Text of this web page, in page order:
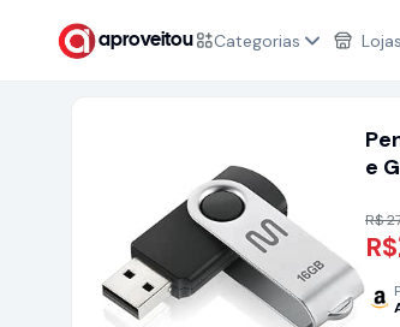
aproveitou Categorias Lojas
e
R$
R$